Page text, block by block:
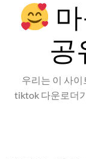
공
우리는 이 사
tiktok 다운로더